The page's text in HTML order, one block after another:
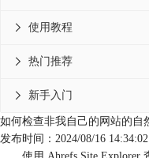
使用教程

热门推荐

新手入门

如何检查非我自己的网站的自
发布时间：2024/08/16 14:34:02